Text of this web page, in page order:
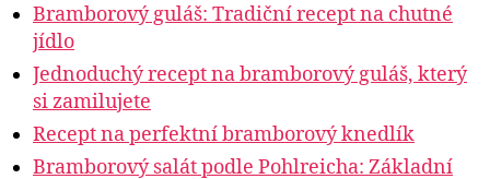
Bramborový guláš: Tradiční recept na chutné
jídlo
Jednoduchý recept na bramborový guláš, který
si zamilujete
Recept na perfektní bramborový knedlík
Bramborový salát podle Pohlreicha: Základní